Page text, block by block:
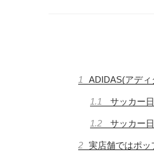
1 ADIDAS(アデ
1.1 サッカー
1.2 サッカー
2 実店舗ではポッ